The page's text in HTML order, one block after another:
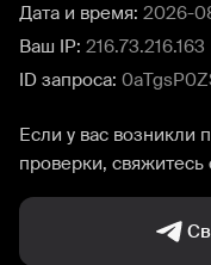
Дата и время: 2026-
Ваш IP: 216.73.216.163
ID запроса:
Если у вас
проверки,